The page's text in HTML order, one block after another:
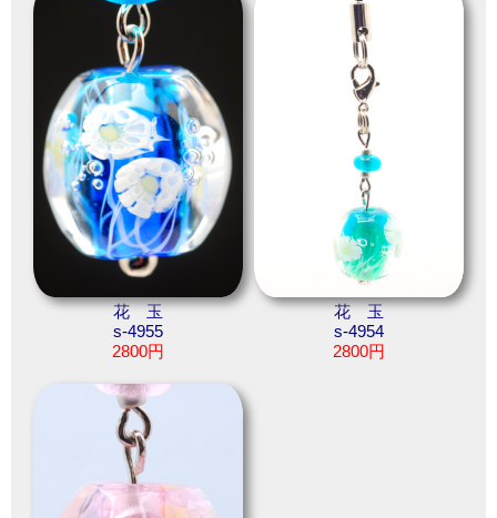
花 玉
s-4955
2800円
花 玉
s-4954
2800円